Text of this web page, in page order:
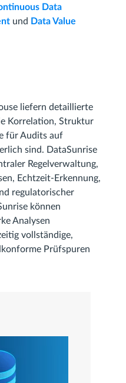
Data
und Data Value
liefern detaillierte
Korrelation, Struktur
für Audits auf
sind. DataSunrise
Regelverwaltung,
Echtzeit-Erkennung,
regulatorischer
können
Analysen
vollständige,
Prüfspuren